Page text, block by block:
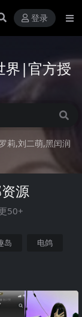
登录
界|官方授
莉 刘二萌 黑闰润
源
50+
岛 电鸽